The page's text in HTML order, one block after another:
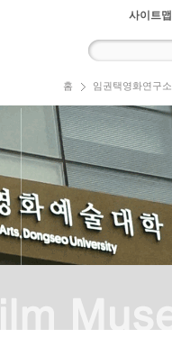
사이트맵
홈 임권택영화연구소